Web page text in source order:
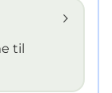
til